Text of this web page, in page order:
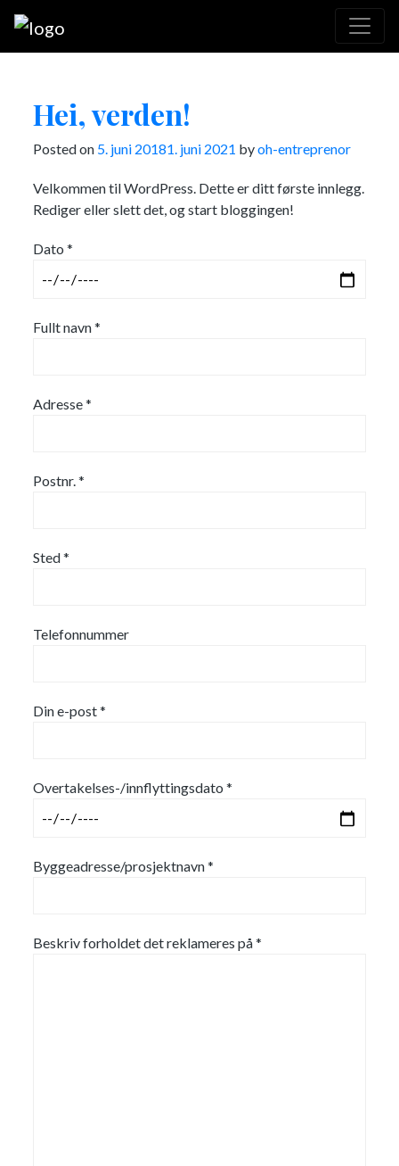
Hei, verden!
Posted on 5. juni 20181. juni 2021 byoh-entreprenor
Velkommen til WordPress. Dette er ditt første innlegg.
Rediger eller slett det, og start bloggingen!
Dato *
Fullt navn *
Adresse *
Postnr. *
Sted *
Telefonnummer
Din e-post *
Overtakelses-/innflyttingsdato *
Byggeadresse/prosjektnavn *
Beskriv forholdet det reklameres på *